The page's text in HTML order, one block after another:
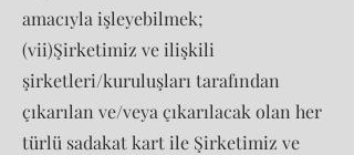
amacıyla işleyebilmek;
(vii)Şirketimiz ve ilişkili
şirketleri/kuruluşları tarafından
çıkarılan ve/veya çıkarılacak olan her
türlü sadakat kart ile Şirketimiz ve